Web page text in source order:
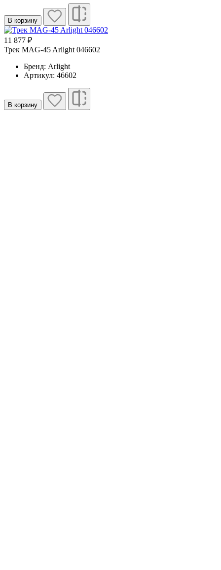
В корзину
11 877 ₽
Трек MAG-45 Arlight 046602
Бренд: Arlight
Артикул: 46602
В корзину